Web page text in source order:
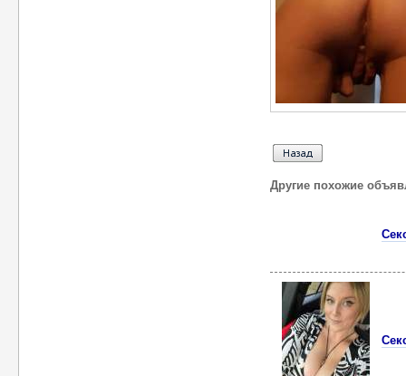
Другие похожие